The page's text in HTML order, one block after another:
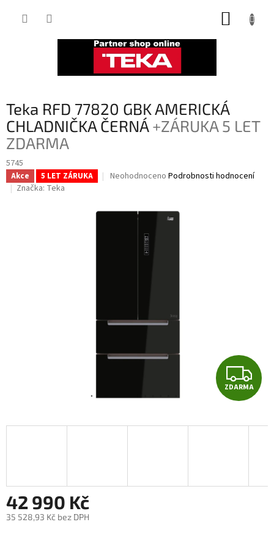
Teka RFD 77820 GBK AMERICKÁ
CHLADNIČKA ČERNÁ+ZÁRUKA 5 LET
ZDARMA
5745
Akce 5 LET ZÁRUKA
Průměrné
je
hvězdiček.
Neohodnoceno Podrobnosti hodnocení
Značka: Teka
Z
D
A
ZDARMA
42 990 Kč
35 528,93 Kč bez DPH